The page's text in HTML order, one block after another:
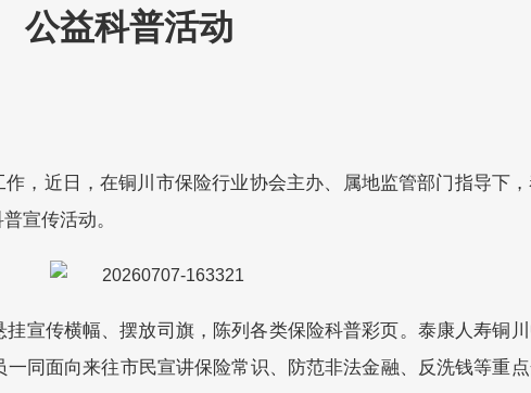
公益科普活动
，近日，在铜川市保险行业协会主办、属地监管部门指导下
宣传活动。
宣传横幅、摆放司旗，陈列各类保险科普彩页。泰康人寿铜
同面向来往市民宣讲保险常识、防范非法金融、反洗钱等重